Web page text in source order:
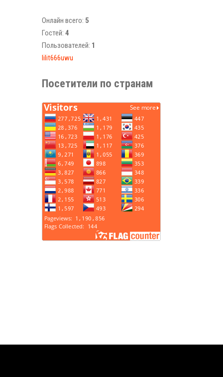
Онлайн всего: 5
Гостей: 4
Пользователей: 1
lilit666uwu
Посетители по странам